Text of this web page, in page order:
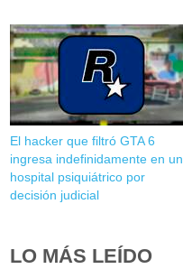
El hacker que filtró GTA 6
ingresa indefinidamente en un
hospital psiquiátrico por
decisión judicial
LO MÁS LEÍDO